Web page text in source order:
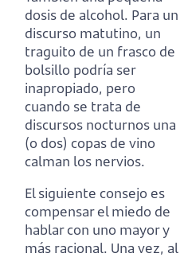
dosis de alcohol. Para un
discurso matutino, un
traguito de un frasco de
bolsillo podría ser
inapropiado, pero
cuando se trata de
discursos nocturnos una
(o dos) copas de vino
calman los nervios.
El siguiente consejo es
compensar el miedo de
hablar con uno mayor y
más racional. Una vez, al